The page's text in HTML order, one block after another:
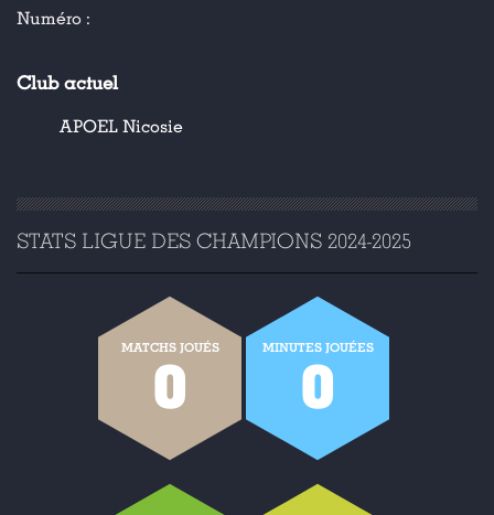
Numéro :
Club actuel
APOEL Nicosie
STATS LIGUE DES CHAMPIONS 2024-2025
MATCHS JOUÉS
0
MINUTES JOUÉES
0